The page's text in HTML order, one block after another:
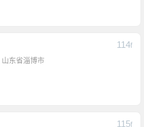
山东省淄博市
114F
115F